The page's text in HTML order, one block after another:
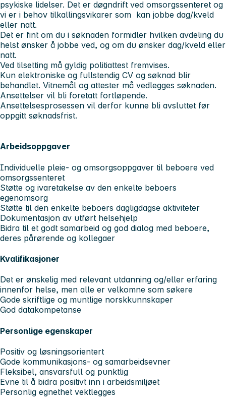
psykiske lidelser. Det er døgndrift ved omsorgssenteret og
vi er i behov tilkallingsvikarer som kan jobbe dag/kveld
eller natt.
Det er fint om du i søknaden formidler hvilken avdeling du
helst ønsker å jobbe ved, og om du ønsker dag/kveld eller
natt.
Ved tilsetting må gyldig politiattest fremvises.
Kun elektroniske og fullstendig CV og søknad blir
behandlet. Vitnemål og attester må vedlegges søknaden.
Ansettelser vil bli foretatt fortløpende.
Ansettelsesprosessen vil derfor kunne bli avsluttet før
oppgitt søknadsfrist.
Arbeidsoppgaver
Individuelle pleie- og omsorgsoppgaver til beboere ved
omsorgssenteret
Støtte og ivaretakelse av den enkelte beboers
egenomsorg
Støtte til den enkelte beboers dagligdagse aktiviteter
Dokumentasjon av utført helsehjelp
Bidra til et godt samarbeid og god dialog med beboere,
deres pårørende og kollegaer
Kvalifikasjoner
Det er ønskelig med relevant utdanning og/eller erfaring
innenfor helse, men alle er velkomne som søkere
Gode skriftlige og muntlige norskkunnskaper
God datakompetanse
Personlige egenskaper
Positiv og løsningsorientert
Gode kommunikasjons- og samarbeidsevner
Fleksibel, ansvarsfull og punktlig
Evne til å bidra positivt inn i arbeidsmiljøet
Personlig egnethet vektlegges